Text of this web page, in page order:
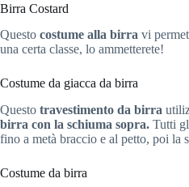
Birra Costard
Questo costume alla birra vi
una certa classe, lo ammetterete!
Costume da giacca da birra
Questo travestimento da birra
birra con la schiuma sopra. Tutti
fino a metà braccio e al petto, poi la
Costume da birra